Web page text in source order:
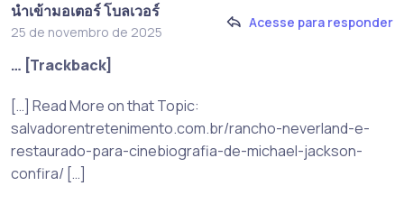
นำเข้ามอเตอร์ โบลเวอร์
25 de novembro de 2025
Acesse para responder
… [Trackback]
[…] Read More on that Topic:
salvadorentretenimento.com.br/rancho-neverland-e-
restaurado-para-cinebiografia-de-michael-jackson-
confira/ […]